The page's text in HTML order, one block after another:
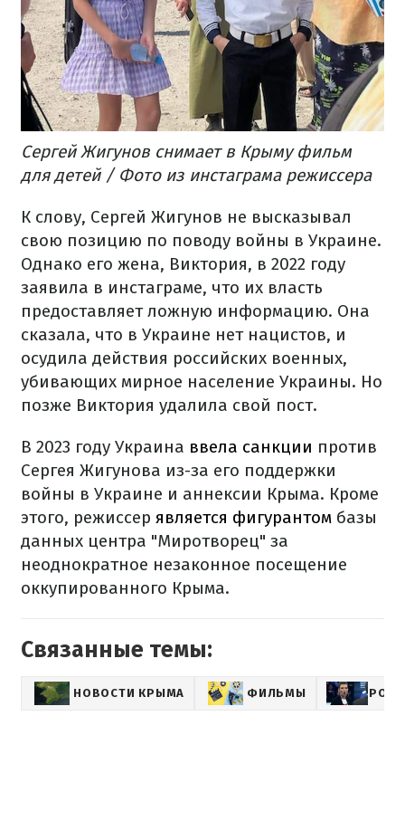
Сергей Жигунов снимает в Крыму фильм
для детей / Фото из инстаграма режиссера
К слову, Сергей Жигунов не высказывал
свою позицию по поводу войны в Украине.
Однако его жена, Виктория, в 2022 году
заявила в инстаграме, что их власть
предоставляет ложную информацию. Она
сказала, что в Украине нет нацистов, и
осудила действия российских военных,
убивающих мирное население Украины. Но
позже Виктория удалила свой пост.
В 2023 году Украина ввела санкции против
Сергея Жигунова из-за его поддержки
войны в Украине и аннексии Крыма. Кроме
этого, режиссер является фигурантом базы
данных центра "Миротворец" за
неоднократное незаконное посещение
оккупированного Крыма.
Связанные темы:
НОВОСТИ КРЫМА ФИЛЬМЫ